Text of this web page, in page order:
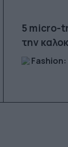
5 micro-
την